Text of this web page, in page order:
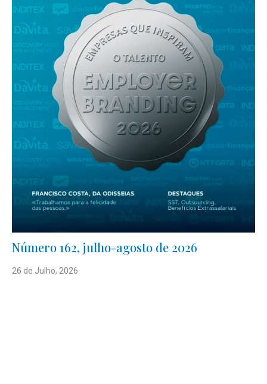
Número 162, julho-agosto de 2026
26 de Julho, 2026